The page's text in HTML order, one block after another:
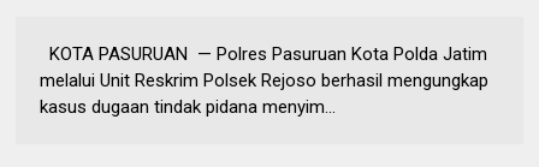
KOTA PASURUAN — Polres Pasuruan Kota Polda Jatim
melalui Unit Reskrim Polsek Rejoso berhasil mengungkap
kasus dugaan tindak pidana menyim...